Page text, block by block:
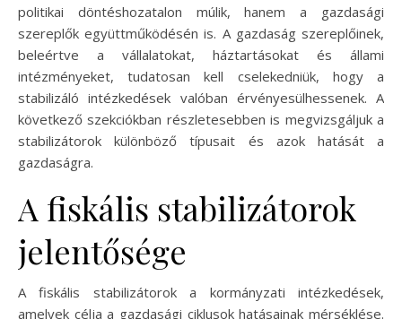
politikai döntéshozatalon múlik, hanem a gazdasági
szereplők együttműködésén is. A gazdaság szereplőinek,
beleértve a vállalatokat, háztartásokat és állami
intézményeket, tudatosan kell cselekedniük, hogy a
stabilizáló intézkedések valóban érvényesülhessenek. A
következő szekciókban részletesebben is megvizsgáljuk a
stabilizátorok különböző típusait és azok hatását a
gazdaságra.
A fiskális stabilizátorok
jelentősége
A fiskális stabilizátorok a kormányzati intézkedések,
amelyek célja a gazdasági ciklusok hatásainak mérséklése.